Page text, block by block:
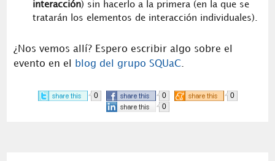
interacción) sin hacerlo a la primera (en la que se
tratarán los elementos de interacción individuales).
¿Nos vemos allí? Espero escribir algo sobre el
evento en el
blog del grupo SQUaC.
0 0
0
0